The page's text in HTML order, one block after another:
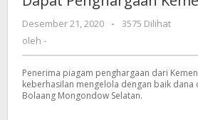
Desember 21, 2020
oleh
-
3575 Dilihat
oleh -
Penerima piagam penghargaan dari
keberhasilan mengelola dengan baik dana
Bolaang Mongondow Selatan.